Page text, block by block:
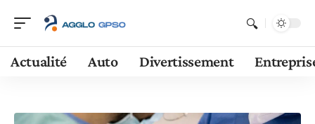
Actualité Auto Divertissement